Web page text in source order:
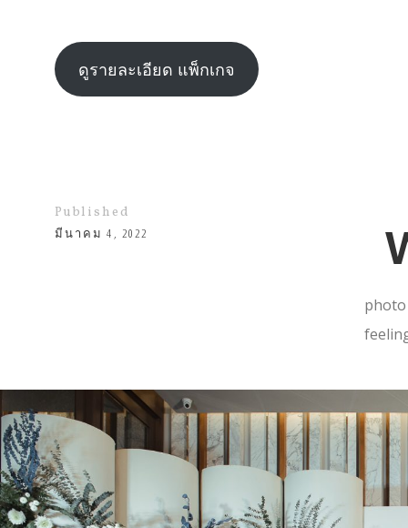
ดูรายละเอียด แพ็กเกจ
Published
มีนาคม 4, 2022